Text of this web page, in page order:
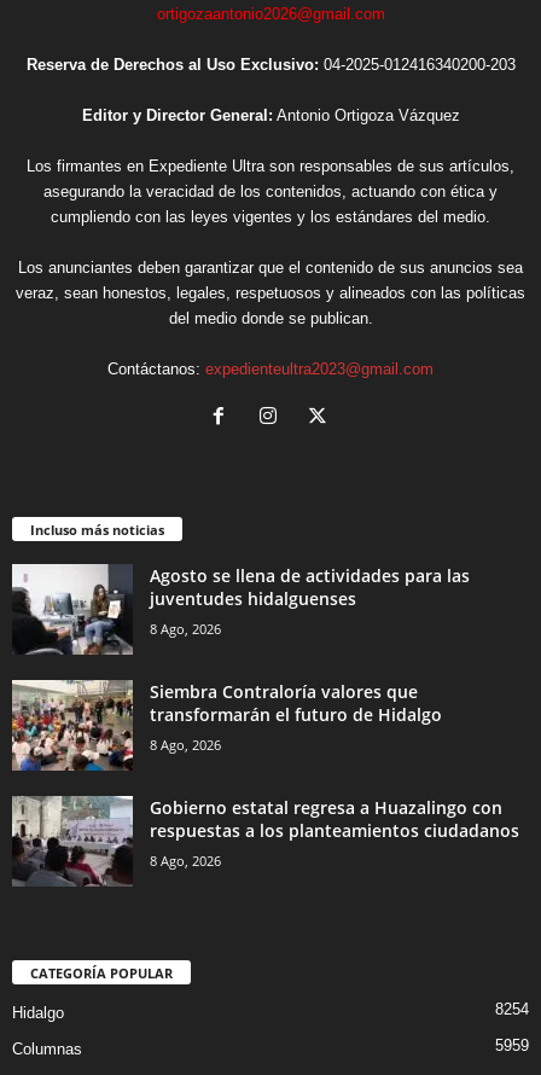
ortigozaantonio2026@gmail.com
Reserva de Derechos al Uso Exclusivo: 04-2025-012416340200-203
Editor y Director General: Antonio Ortigoza Vázquez
Los firmantes en Expediente Ultra son responsables de sus artículos,
asegurando la veracidad de los contenidos, actuando con ética y
cumpliendo con las leyes vigentes y los estándares del medio.
Los anunciantes deben garantizar que el contenido de sus anuncios sea
veraz, sean honestos, legales, respetuosos y alineados con las políticas
del medio donde se publican.
Contáctanos: expedienteultra2023@gmail.com
Incluso más noticias
Agosto se llena de actividades para las
juventudes hidalguenses
8 Ago, 2026
Siembra Contraloría valores que
transformarán el futuro de Hidalgo
8 Ago, 2026
Gobierno estatal regresa a Huazalingo con
respuestas a los planteamientos ciudadanos
8 Ago, 2026
CATEGORÍA POPULAR
Hidalgo 8254
Columnas
5959